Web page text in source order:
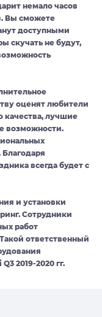
немало часов
Вы сможете
доступными
скучать не будут,
оценят любители
качества, лучшие
возможности.
всегда будет с
и установки
Сотрудники
работ
ответственный
2019-2020 гг.